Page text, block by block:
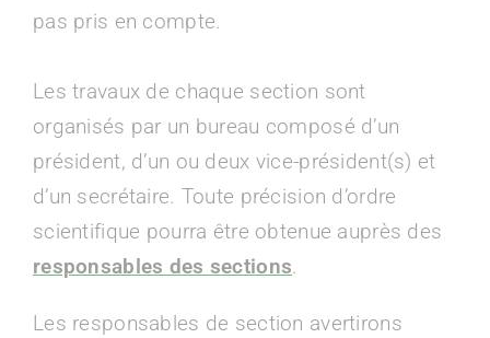
pas pris en compte.
Les travaux de chaque section sont
organisés par un bureau composé d’un
président, d’un ou deux vice-président(s) et
d’un secrétaire. Toute précision d’ordre
scientifique pourra être obtenue auprès des
responsables des sections.
Les responsables de section avertirons